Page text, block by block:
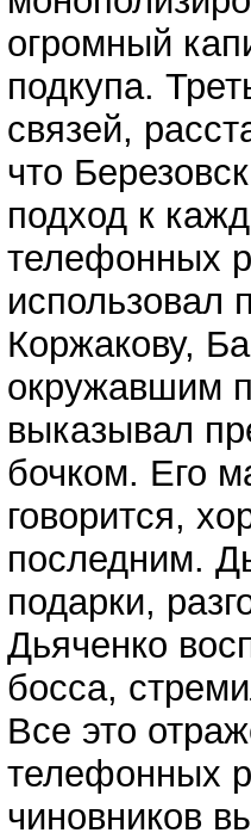
огромный
подкупа.
связей,
что
подход к
телефонных
использовал
Коржакову,
окружавшим
выказывал
бочком. Его
говорится,
последним.
подарки,
Дьяченко
босса,
Все это
телефонных
чиновников